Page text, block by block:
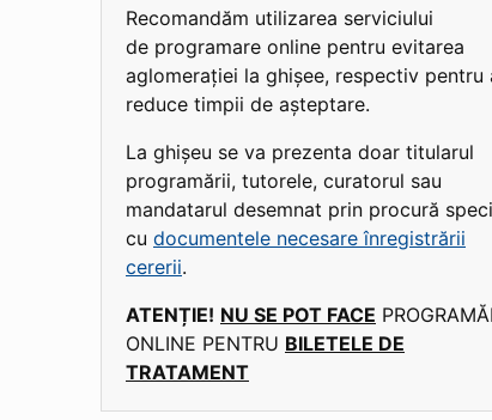
Recomandăm utilizarea serviciului
de programare online pentru evitarea
aglomerației la ghișee, respectiv pentru
reduce timpii de așteptare.
La ghișeu se va prezenta doar titularul
programării, tutorele, curatorul sau
mandatarul desemnat prin procură
cu documentele necesare înregistrării
cererii.
ATENȚIE! NU SE POT FACE
ONLINE PENTRU BILETELE DE
TRATAMENT